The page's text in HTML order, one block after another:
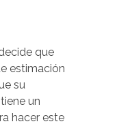
que
estimación
su
un
hacer este